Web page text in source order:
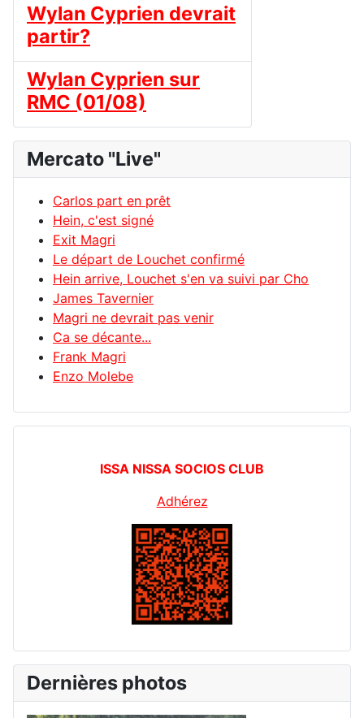
Wylan Cyprien devrait
partir?
Wylan Cyprien sur
RMC (01/08)
Mercato "Live"
Carlos part en prêt
Hein, c'est signé
Exit Magri
Le départ de Louchet confirmé
Hein arrive, Louchet s'en va suivi par Cho
James Tavernier
Magri ne devrait pas venir
Ca se décante...
Frank Magri
Enzo Molebe
ISSA NISSA SOCIOS CLUB
Adhérez
Dernières photos